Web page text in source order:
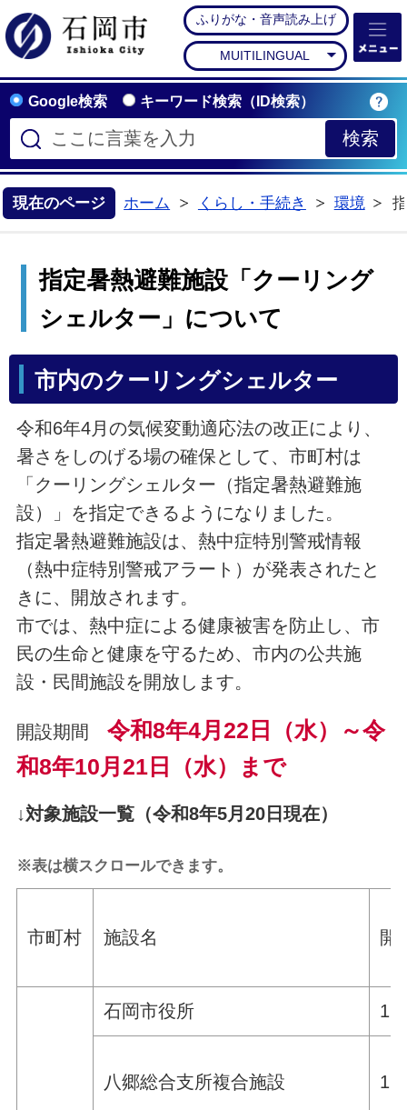
石岡市公式ホームペー
ふりがな・音声読み上げ
MUITILINGUAL
Google検索 キーワード検索（ID検索）
現在のページ ホーム
くらし・手続き
環境
指定暑熱避難施設「クーリング
シェルター」について
市内のクーリングシェルター
令和6年4月の気候変動適応法の改正により、
暑さをしのげる場の確保として、市町村は
「クーリングシェルター（指定暑熱避難施
設）」を指定できるようになりました。
指定暑熱避難施設は、熱中症特別警戒情報
（熱中症特別警戒アラート）が発表されたと
きに、開放されます。
市では、熱中症による健康被害を防止し、市
民の生命と健康を守るため、市内の公共施
設・民間施設を開放します。
開設期間 令和8年4月22日（水）～令
和8年10月21日（水）まで
↓対象施設一覧（令和8年5月20日現在）
※表は横スクロールできます。
市町村 施設名 開
石岡市役所 1
八郷総合支所複合施設 1